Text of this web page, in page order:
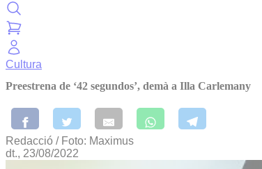
Cultura
Preestrena de ‘42 segundos’, demà a Illa Carlemany
Redacció / Foto: Maximus
dt., 23/08/2022